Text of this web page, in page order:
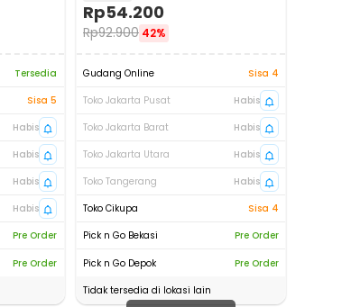
Tersedia
Sisa 5
Habis
Habis
Habis
Habis
Pre Order
Pre Order
Rp54.200
Rp92.900 42%
Gudang Online
Sisa 4
Toko Jakarta Pusat
Habis
Toko Jakarta Barat
Habis
Toko Jakarta Utara
Habis
Toko Tangerang
Habis
Toko Cikupa
Sisa 4
Pick n Go Bekasi
Pre Order
Pick n Go Depok
Pre Order
Tidak tersedia di lokasi lain